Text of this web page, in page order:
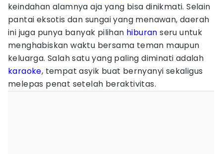
keindahan alamnya aja yang bisa dinikmati. Selain
pantai eksotis dan sungai yang menawan, daerah
ini juga punya banyak pilihan hiburan seru untuk
menghabiskan waktu bersama teman maupun
keluarga. Salah satu yang paling diminati adalah
karaoke, tempat asyik buat bernyanyi sekaligus
melepas penat setelah beraktivitas.